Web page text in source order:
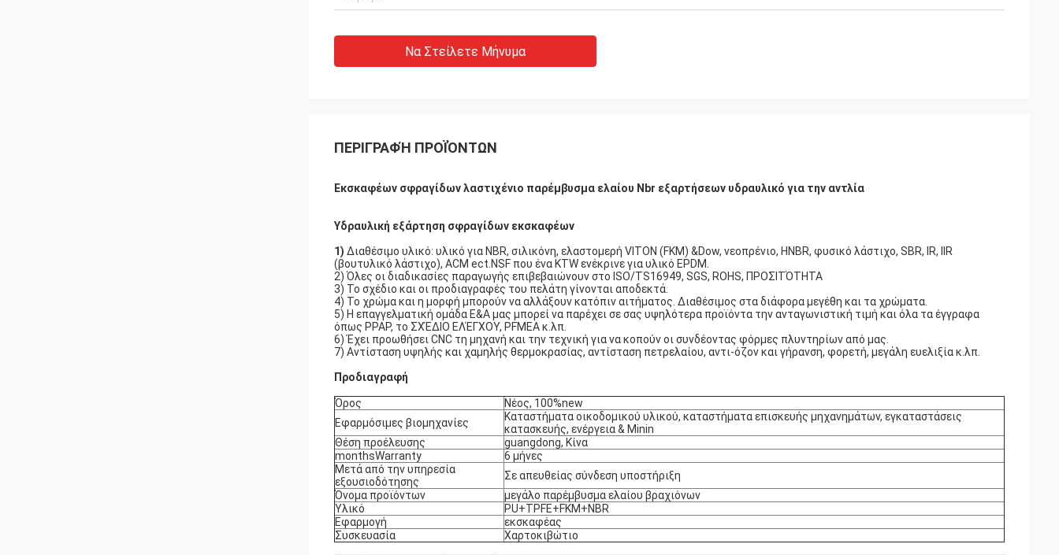
Να Στείλετε Μήνυμα
ΠΕΡΙΓΡΑΦΉ ΠΡΟΪΌΝΤΩΝ
Εκσκαφέων σφραγίδων λαστιχένιο παρέμβυσμα ελαίου Nbr εξαρτήσεων υδραυλικό για την αντλία
Υδραυλική εξάρτηση σφραγίδων εκσκαφέων
1) Διαθέσιμο υλικό: υλικό για NBR, σιλικόνη, ελαστομερή VITON (FKM) &Dow, νεοπρένιο, HNBR, φυσικό λάστιχο, SBR, IR, IIR
(βουτυλικό λάστιχο), ACM ect.NSF που ένα KTW ενέκρινε για υλικό EPDM.
2) Όλες οι διαδικασίες παραγωγής επιβεβαιώνουν στο ISO/TS16949, SGS, ROHS, ΠΡΟΣΙΤΌΤΗΤΑ
3) Το σχέδιο και οι προδιαγραφές του πελάτη γίνονται αποδεκτά.
4) Το χρώμα και η μορφή μπορούν να αλλάξουν κατόπιν αιτήματος. Διαθέσιμος στα διάφορα μεγέθη και τα χρώματα.
5) Η επαγγελματική ομάδα Ε&Α μας μπορεί να παρέχει σε σας υψηλότερα προϊόντα την ανταγωνιστική τιμή και όλα τα έγγραφα
όπως PPAP, το ΣΧΈΔΙΟ ΕΛΈΓΧΟΥ, PFMEA κ.λπ.
6) Έχει προωθήσει CNC τη μηχανή και την τεχνική για να κοπούν οι συνδέοντας φόρμες πλυντηρίων από μας.
7) Αντίσταση υψηλής και χαμηλής θερμοκρασίας, αντίσταση πετρελαίου, αντι-όζον και γήρανση, φορετή, μεγάλη ευελιξία κ.λπ.
Προδιαγραφή
Όρος
Νέος, 100%new
Εφαρμόσιμες βιομηχανίες
Καταστήματα οικοδομικού υλικού, καταστήματα επισκευής μηχανημάτων, εγκαταστάσεις
κατασκευής, ενέργεια & Minin
Θέση προέλευσης
guangdong, Κίνα
monthsWarranty
6 μήνες
Μετά από την υπηρεσία
εξουσιοδότησης
Σε απευθείας σύνδεση υποστήριξη
Όνομα προϊόντων
μεγάλο παρέμβυσμα ελαίου βραχιόνων
Υλικό
PU+TPFE+FKM+NBR
Εφαρμογή
εκσκαφέας
Συσκευασία
Χαρτοκιβώτιο